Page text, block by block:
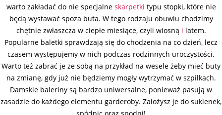
warto zakładać do nie specjalne skarpetki typu stopki, które nie
będą wystawać spoza buta. W tego rodzaju obuwiu chodzimy
chętnie zwłaszcza w ciepłe miesiące, czyli wiosną i latem.
Popularne baletki sprawdzają się do chodzenia na co dzień, lecz
czasem występujemy w nich podczas rodzinnych uroczystości.
Warto też zabrać je ze sobą na przykład na wesele żeby mieć buty
na zmianę, gdy już nie będziemy mogły wytrzymać w szpilkach.
Damskie baleriny są bardzo uniwersalne, ponieważ pasują w
zasadzie do każdego elementu garderoby. Założysz je do sukienek,